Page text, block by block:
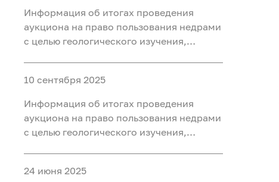
расположенного на территории
Сургутского района Ханты-Мансийского
автономного округа - Югры
Информация об итогах проведения
аукциона на право пользования недрами
с целью геологического изучения,
«Восточно-Камский», расположенного
на территории Ханты-Мансийского
района Ханты-Мансийского
автономного округа - Югры
10 сентября 2025
Информация об итогах проведения
аукциона на право пользования недрами
с целью геологического изучения,
«Бобровый», расположенного в
24 июня 2025